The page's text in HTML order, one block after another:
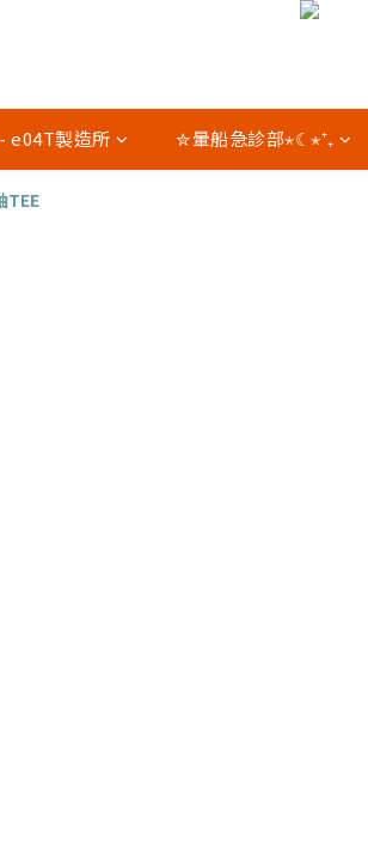
e04T製造所 ✮暈船急診部⋆☾⋆⁺₊
TEE